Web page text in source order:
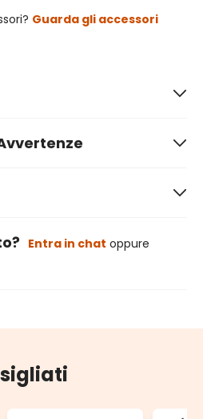
Guarda gli accessori
Entra in chat oppure